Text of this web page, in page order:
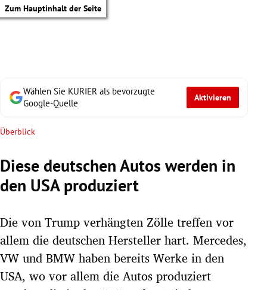
Zum Hauptinhalt der Seite
Untermenü
Untermenü
Wählen Sie KURIER als bevorzugte
Google-Quelle
Aktivieren
Überblick
Diese deutschen Autos werden in
den USA produziert
Die von Trump verhängten Zölle treffen vor
allem die deutschen Hersteller hart. Mercedes,
VW und BMW haben bereits Werke in den
USA, wo vor allem die Autos produziert